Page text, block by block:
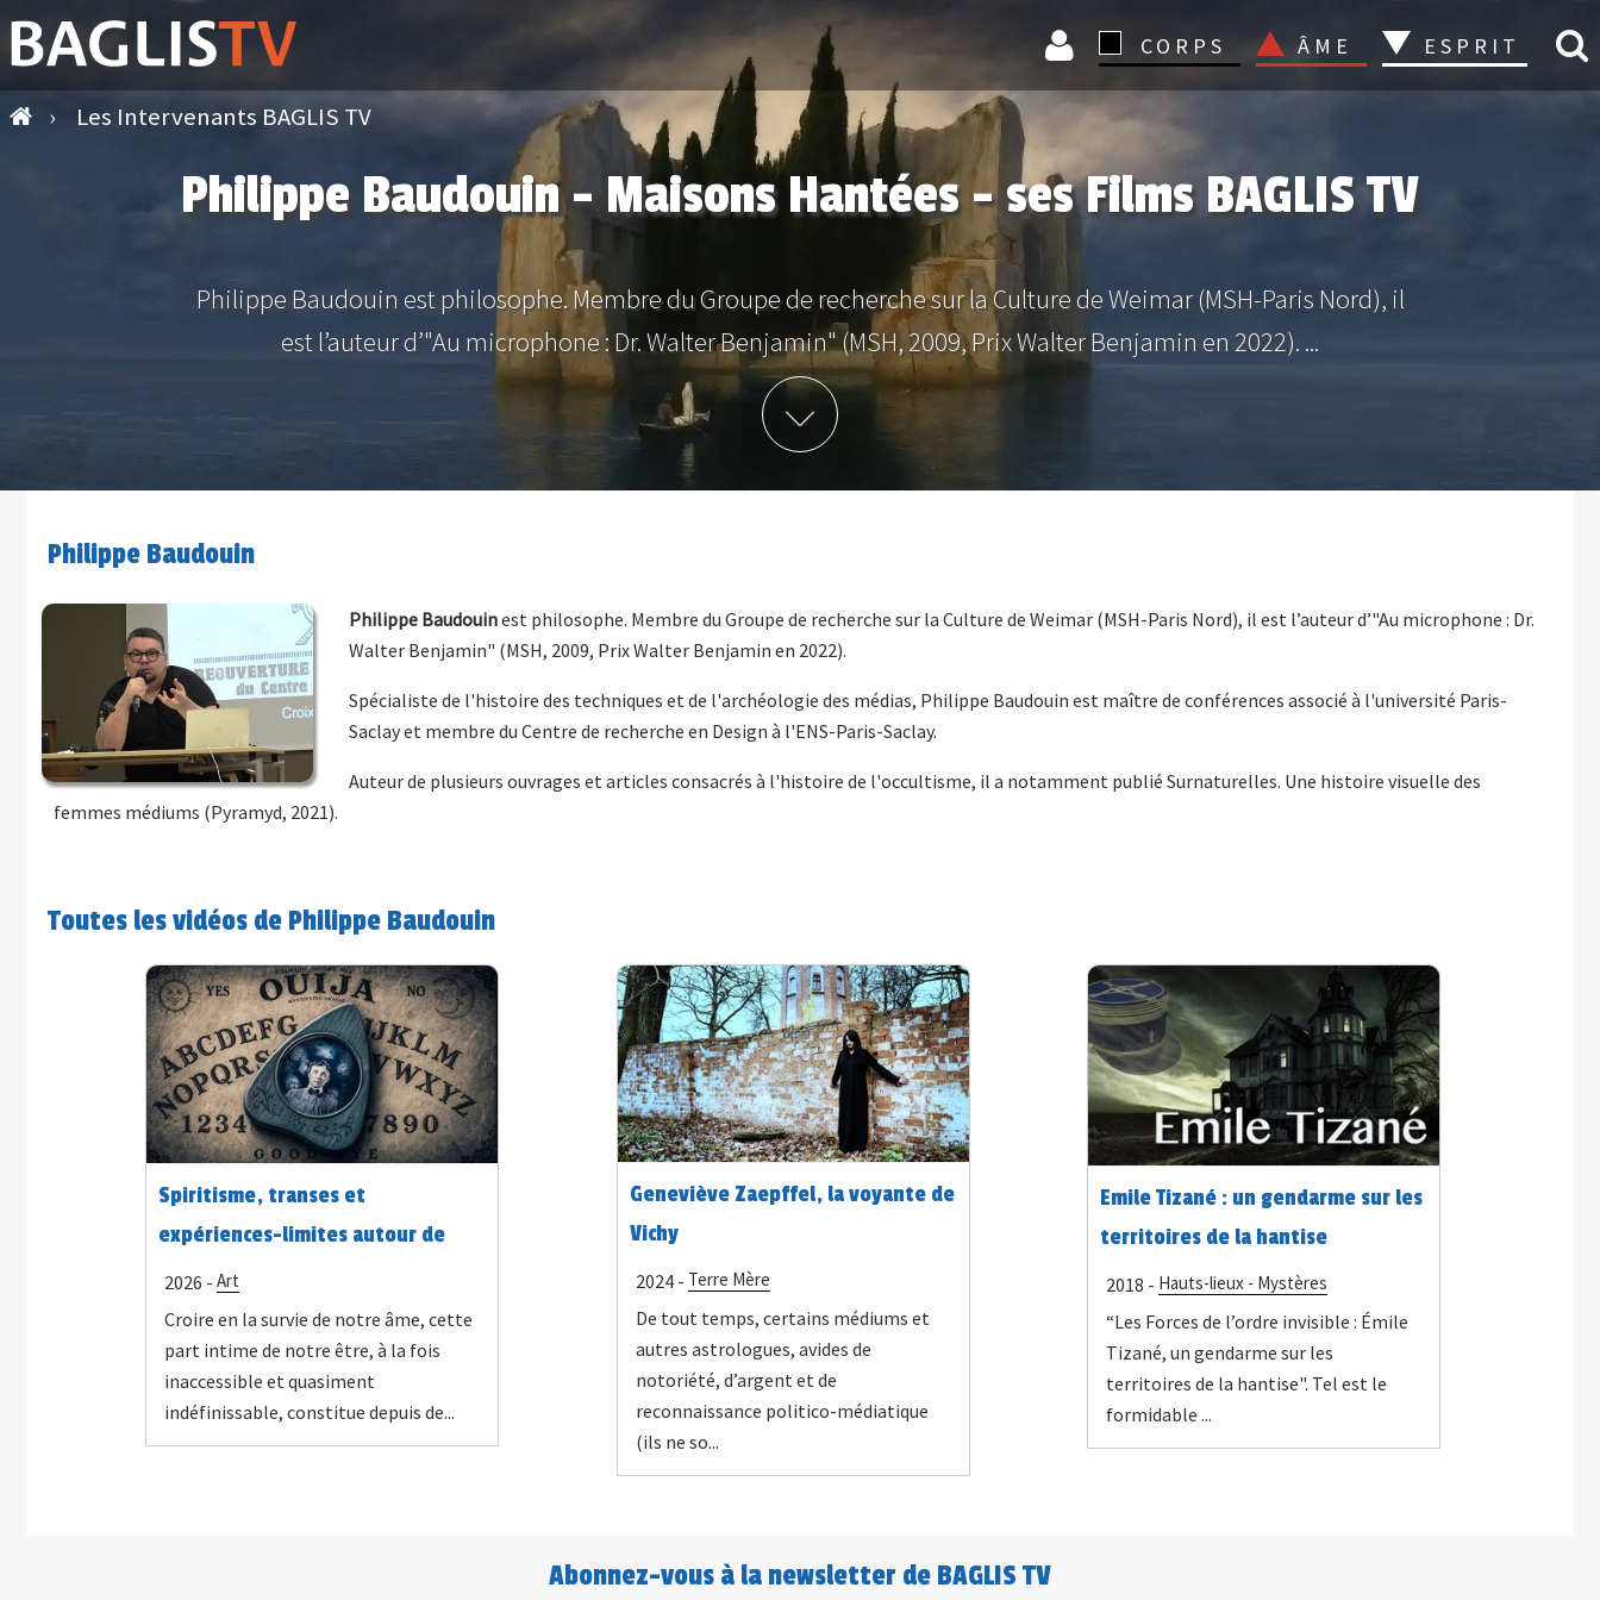
CONNEXION
CORPS ÂME ESPRIT
› Les Intervenants BAGLIS TV
Philippe Baudouin - Maisons Hantées - ses Films BAGLIS TV
Philippe Baudouin est philosophe. Membre du Groupe de recherche sur la Culture de Weimar (MSH-Paris Nord), il
est l’auteur d’"Au microphone : Dr. Walter Benjamin" (MSH, 2009, Prix Walter Benjamin en 2022). ...
Plus d'info
Philippe Baudouin
Philippe Baudouinest philosophe. Membre du Groupe de recherche sur la Culture de Weimar (MSH-Paris Nord), il est l’auteur d’"Au microphone : Dr.
Walter Benjamin" (MSH, 2009, Prix Walter Benjamin en 2022).
Spécialiste de l'histoire des techniques et de l'archéologie des médias, Philippe Baudouin est maître de conférences associé à l'université Paris-
Saclay et membre du Centre de recherche en Design à l'ENS-Paris-Saclay.
Auteur de plusieurs ouvrages et articles consacrés à l'histoire de l'occultisme, il a notamment publié Surnaturelles. Une histoire visuelle des
femmes médiums (Pyramyd, 2021).
Toutes les vidéos de Philippe Baudouin
Spiritisme, transes et
expériences-limites autour de
1900 : le « corps-machine » des
médiums
2026 - Art
Croire en la survie de notre âme, cette
part intime de notre être, à la fois
inaccessible et quasiment
indéfinissable, constitue depuis de...
Geneviève Zaepffel, la voyante de
Vichy
2024 - Terre Mère
De tout temps, certains médiums et
autres astrologues, avides de
notoriété, d’argent et de
reconnaissance politico-médiatique
(ils ne so...
Emile Tizané : un gendarme sur les
territoires de la hantise
2018 - Hauts-lieux - Mystères
“Les Forces de l’ordre invisible : Émile
Tizané, un gendarme sur les
territoires de la hantise". Tel est le
formidable ...
Abonnez-vous à la newsletter de BAGLIS TV